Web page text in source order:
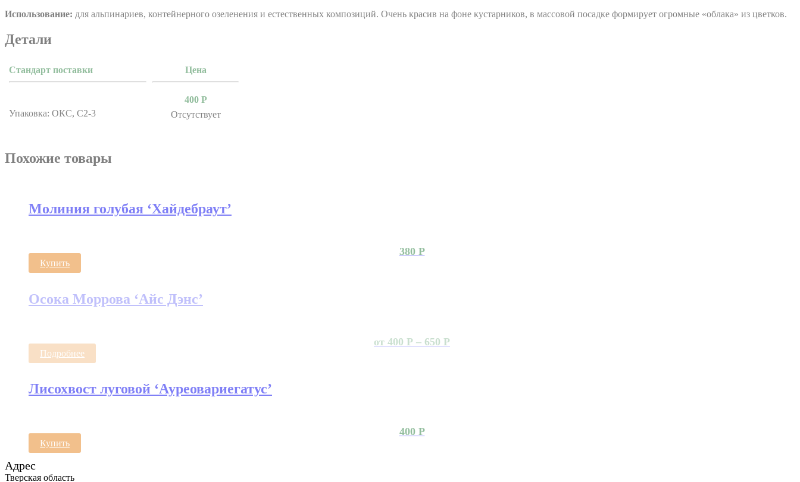
Использование: для альпинариев, контейнерного озеленения и естественных композиций. Очень красив на фоне кустарников, в массовой посадке формирует огромные «облака» из цветков.
Детали
Стандарт поставки Цена
Упаковка: ОКС, С2-3
400 Р
Отсутствует
Похожие товары
Молиния голубая ‘Хайдебраут’
380 Р
Купить
Осока Моррова ‘Айс Дэнс’
от 400 Р – 650 Р
Подробнее
Лисохвост луговой ‘Ауреовариегатус’
400 Р
Купить
Адрес
Тверская область